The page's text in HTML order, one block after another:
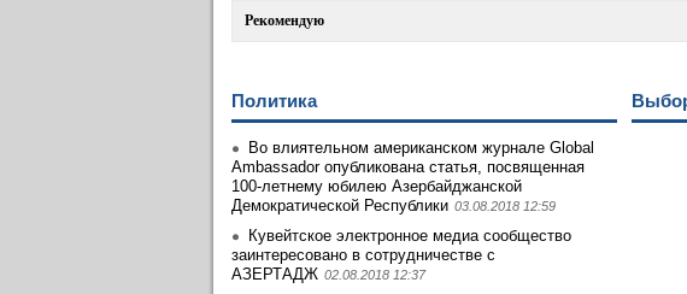
Рекомендую
Политика
Во влиятельном американском журнале Global
Ambassador опубликована статья, посвященная
100-летнему юбилею Азербайджанской
Демократической Республики 03.08.2018 12:59
Кувейтское электронное медиа сообщество
заинтеpесовано в сотрудничестве с
АЗЕРТАДЖ 02.08.2018 12:37